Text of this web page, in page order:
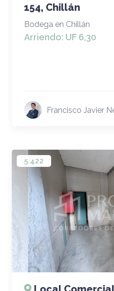
154, Chillán
Bodega en Chillán
Arriendo: UF 6,30
Francisco Javier
5.422